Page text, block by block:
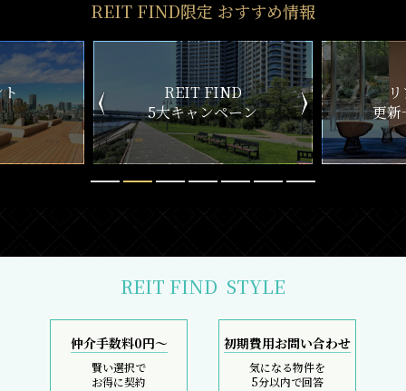
REIT FIND限定 おすすめ情報
ン
リアルタイム
更新一覧チェック
新
REIT FIND STYLE
仲介手数料0円～
賢い選択で
お得に契約
初期費用お問い合わせ
気になる物件を
5分以内で回答